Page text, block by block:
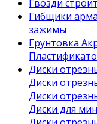
Гвозди
Гибщики
зажимы
Грунтовка
Диски
Диски
Диски
Диски для